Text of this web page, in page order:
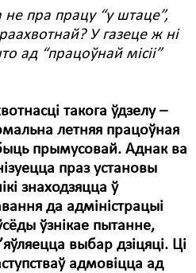
не пра працу “у штаце”,
У газеце ж ні
ад “працоўнай місіі”
такога ўдзелу –
летняя працоўная
прымусовай. Аднак ва
праз установы
знаходзяцца ў
да адміністрацыі
ўзнікае пытанне,
выбар дзіцяці. Ці
адмовіцца ад